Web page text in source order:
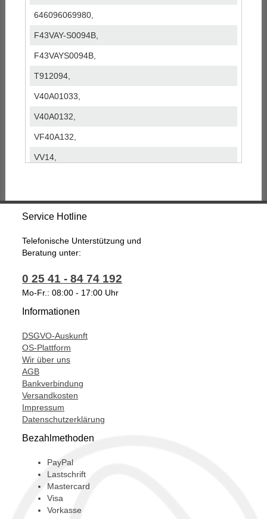
646096069980,
F43VAY-S0094B,
F43VAYS0094B,
T912094,
V40A01033,
V40A0132,
VF40A132,
VV14,
Service Hotline
Telefonische Unterstützung und
Beratung unter:
0 25 41 - 84 74 192
Mo-Fr.: 08:00 - 17:00 Uhr
Informationen
DSGVO-Auskunft
OS-Plattform
Wir über uns
AGB
Bankverbindung
Versandkosten
Impressum
Datenschutzerklärung
Bezahlmethoden
PayPal
Lastschrift
Mastercard
Visa
Vorkasse